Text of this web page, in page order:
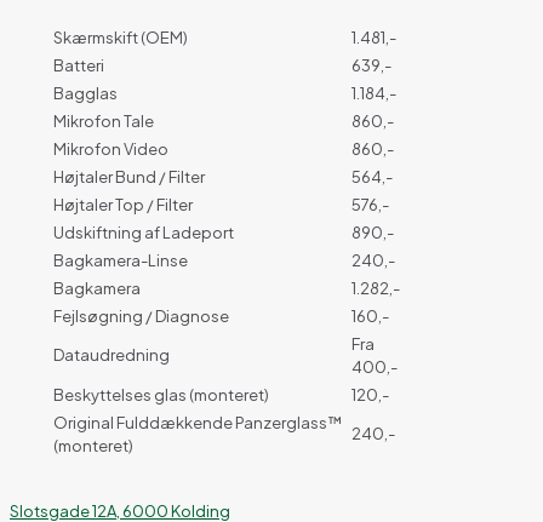
Skærmskift (OEM)
1.481,-
Batteri
639,-
Bagglas
1.184,-
Mikrofon Tale
860,-
Mikrofon Video
860,-
Højtaler Bund / Filter
564,-
Højtaler Top / Filter
576,-
Udskiftning af Ladeport
890,-
Bagkamera-Linse
240,-
Bagkamera
1.282,-
Fejlsøgning / Diagnose
160,-
Dataudredning
Fra
400,-
Beskyttelses glas (monteret)
120,-
Original Fulddækkende Panzerglass™
(monteret)
240,-
Slotsgade 12A, 6000 Kolding